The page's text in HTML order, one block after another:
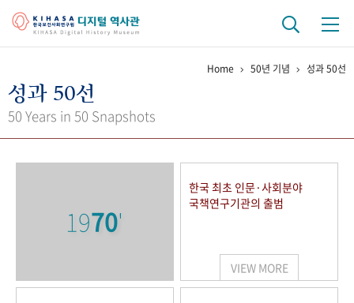
걸어온 길 기관 변천사
키워드로 보는 연구 역사
연구자들
사진 아카이브 문서 기록물 행정박물 영상 기록물
Home 50년 기념 성과 50선
성과 50선
50 Years in 50 Snapshots
1970'
한국 최초 인문·사회분야
국책연구기관의 출범
VIEW MORE